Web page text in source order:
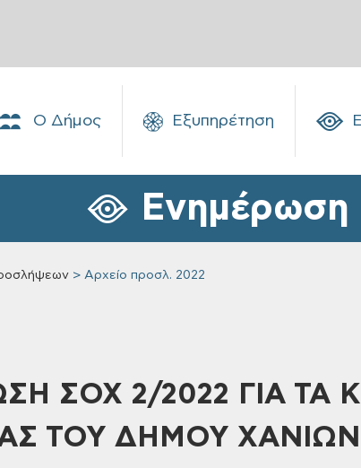
Ο Δήμος Εξυπηρέτηση
Ενημέρωση
Αρχείο προσλ. 2022
ΣΟΧ 2/2022 ΓΙΑ ΤΑ
ΤΟΥ ΔΗΜΟΥ ΧΑΝΙΩΝ